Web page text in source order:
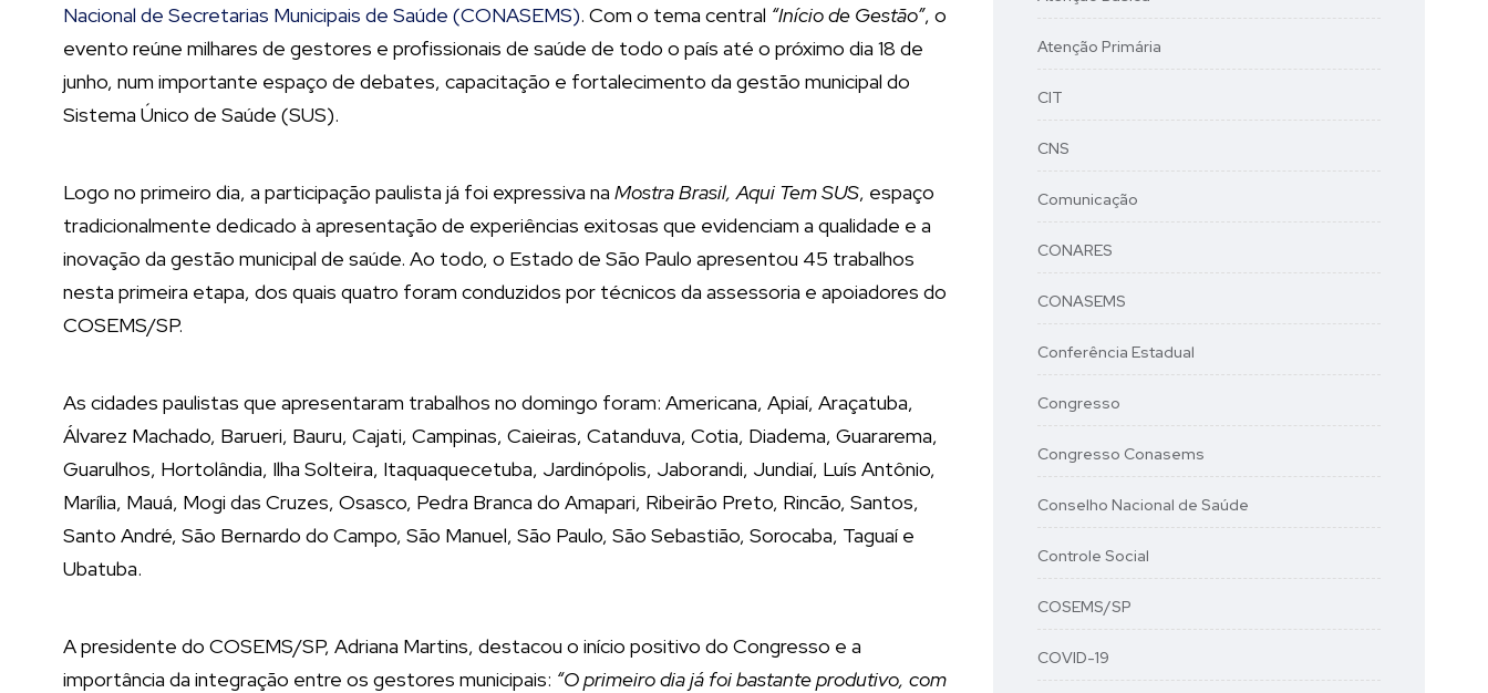
Nacional de Secretarias Municipais de Saúde (CONASEMS). Com o tema central “Início de Gestão”, o
evento reúne milhares de gestores e profissionais de saúde de todo o país até o próximo dia 18 de
junho, num importante espaço de debates, capacitação e fortalecimento da gestão municipal do
Sistema Único de Saúde (SUS).
Logo no primeiro dia, a participação paulista já foi expressiva na Mostra Brasil, Aqui Tem SUS, espaço
tradicionalmente dedicado à apresentação de experiências exitosas que evidenciam a qualidade e a
inovação da gestão municipal de saúde. Ao todo, o Estado de São Paulo apresentou 45 trabalhos
nesta primeira etapa, dos quais quatro foram conduzidos por técnicos da assessoria e apoiadores do
COSEMS/SP.
As cidades paulistas que apresentaram trabalhos no domingo foram: Americana, Apiaí, Araçatuba,
Álvarez Machado, Barueri, Bauru, Cajati, Campinas, Caieiras, Catanduva, Cotia, Diadema, Guararema,
Guarulhos, Hortolândia, Ilha Solteira, Itaquaquecetuba, Jardinópolis, Jaborandi, Jundiaí, Luís Antônio,
Marília, Mauá, Mogi das Cruzes, Osasco, Pedra Branca do Amapari, Ribeirão Preto, Rincão, Santos,
Santo André, São Bernardo do Campo, São Manuel, São Paulo, São Sebastião, Sorocaba, Taguaí e
Ubatuba.
A presidente do COSEMS/SP, Adriana Martins, destacou o início positivo do Congresso e a
importância da integração entre os gestores municipais: “O primeiro dia já foi bastante produtivo, com
Atenção Primária
CIT
CNS
Comunicação
CONARES
CONASEMS
Conferência Estadual
Congresso
Congresso Conasems
Conselho Nacional de Saúde
Controle Social
COSEMS/SP
COVID-19